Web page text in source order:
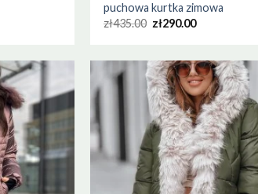
puchowa kurtka zimowa
zł435.00 zł290.00